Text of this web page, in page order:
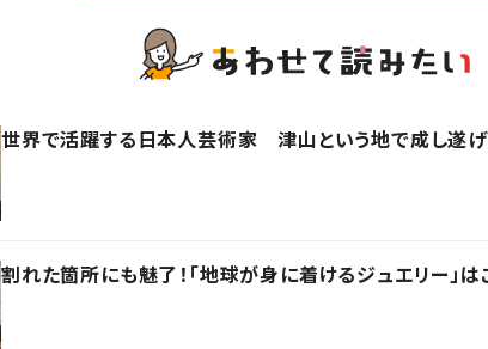
世界で活躍する日本人芸術家 津山という地で成し遂げ
割れた箇所にも魅了！「地球が身に着けるジュエリー」は